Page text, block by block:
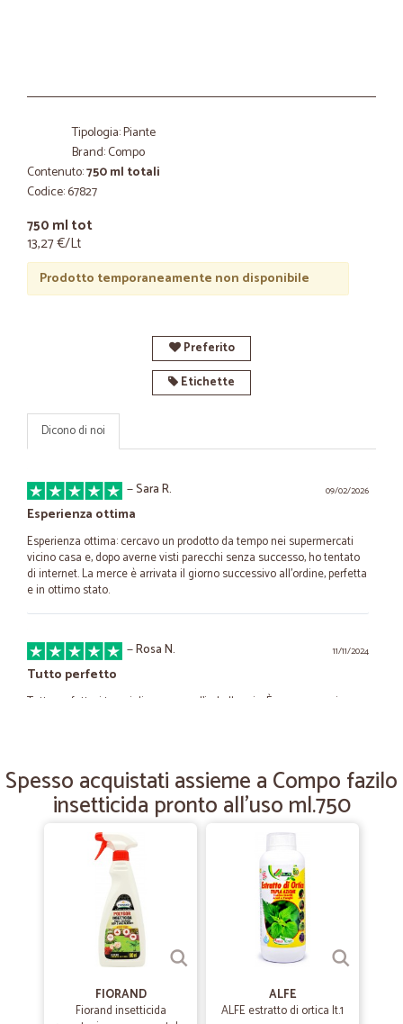
Tipologia: Piante
Brand: Compo
Contenuto:750 ml totali
Codice: 67827
750 ml tot
13,27 €/Lt
Prodotto temporaneamente non disponibile
Preferito
Etichette
Dicono di noi
09/02/2026
—Sara R.
Esperienza ottima
Esperienza ottima: cercavo un prodotto da tempo nei supermercati
vicino casa e, dopo averne visti parecchi senza successo, ho tentato
di internet. La merce è arrivata il giorno successivo all'ordine, perfetta
e in ottimo stato.
11/11/2024
—Rosa N.
Tutto perfetto
Tutto perfetto, i tempi di consegna, l’imballaggio. È sempre un piacere
26/04/2023
—Laura G.
Precisa e puntuale
Precisa e puntuale
Tutto perfetto, consegna veloce.
13/09/2022
—Ennio D.
Spesso acquistati assieme a Compo fazilo
insetticida pronto all'uso ml.750
FIORAND
Fiorand insetticida
ALFE
ALFE estratto di ortica lt.1